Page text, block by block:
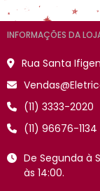
INFORMAÇÕES DA
Rua Santa
(11) 3333-2020
(11) 96676-1134
De Segunda à
às 14:00.